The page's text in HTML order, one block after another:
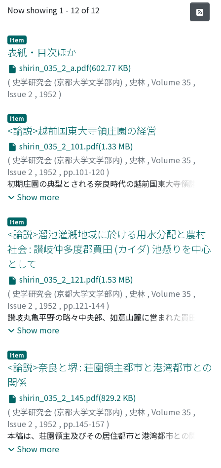
Recent Submissions
Now showing 1 - 12 of 12
Item
表紙・目次ほか
shirin_035_2_a.pdf(602.77 KB)
( 史学研究会 (京都大学文学部内) , 史林 , Volume 35 ,
Issue 2 , 1952 )
Item
<論説>越前国東大寺領庄園の経営
shirin_035_2_101.pdf(1.33 MB)
( 史学研究会 (京都大学文学部内) , 史林 , Volume 35 ,
Issue 2 , 1952 , pp.101-120 )
岸, 俊男;Kishi, Toshio;キシ, トシオ
初期庄園の典型とされる奈良時代の越前国東大寺領諸庄園
経営の実態を当時の政治過程と連関せしめて具体的に考察
東人が越前国史生・足羽郡大領として赴任したことから造
東大寺司による東大寺領の官司的経営の特性を把握し、こ
こから桑原庄の賃租経営の実態は公田 (乗田) 賃租と相似
の関係にあるものと認め、惹て越前は造東大寺司の一経済
源を構成したものではないかと推考した。次に品遅部広
耳・生江東人等の地方豪族の寄進墾田により成立した鯖田
国富庄や道守庄の経営にみる賃租は直接耕作民との関係を
示すものでなく、常に地方豪族を媒介として経営され、こ
こに桑原庄が早く荒廃したに対し、後者が平安中期まで存
続した要因を求めた。又造東大寺司を通じた庄園経営は越
前に勢力を扶植していた藤原仲麻呂の失脚を契機として、
東大寺三綱の手に移り、私営田領主化せんとする地方豪族
との間に緊張が生じた。
Show more
Item
<論説>溜池灌漑地域に於ける用水分配と農村
社会 : 讃岐仲多度郡買田 (カイダ) 池懸りを中心
として
shirin_035_2_121.pdf(1.53 MB)
( 史学研究会 (京都大学文学部内) , 史林 , Volume 35 ,
Issue 2 , 1952 , pp.121-144)
喜多村, 俊夫;Kitamura, Toshio;キタムラ, トシオ
讃岐丸亀平野の略々中央部、如意山麓に営まれた買田(か
いだ)池は慶長17年に完成して満濃池の復活よりも稍々古
原田・金蔵寺(ごんぞうじ)・柞原(くはら)・の7ヶ村を配水
区域とし満濃池水の潤す区域に含まれながら、又別個の用
水を中心とする社会を形成している。 此の池掛りの配水
上の特色は池の創始以来7ヶ村を区域とするとは云え与北
一村の支配権が著しく強く、用水費用負担との関係から見
れば他の6ヶ村は与北へ配水した余剰分を配水せられてい
るかの感がある。勿論買田池以外の村々の池水も補助的な
意義は大であるが買田池に比すれば著しく浅くて貯水量が
少く、田植水に費消し尽されて其の後の貯水 (客水)(きゃ
Show more
Item
<論説>奈良と堺 : 荘園領主都市と港湾都市との
関係
shirin_035_2_145.pdf(829.2 KB)
( 史学研究会 (京都大学文学部内) , 史林 , Volume 35 ,
Issue 2 , 1952 , pp.145-157 )
永島, 福太郎;Nagashima, Fukutaro;ナガシマ, フクタロウ
本稿は、荘園領主及びその居住都市と港湾都市との関係推
移、特に此等都市がその相互関係と町人勢力の増大と相俟
Show more